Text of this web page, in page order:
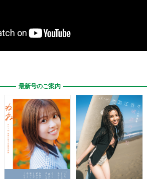
最新号のご案内